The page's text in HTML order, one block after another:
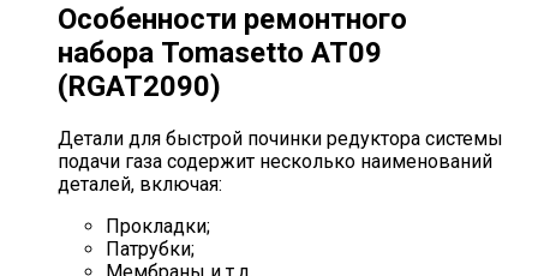
Особенности ремонтного
набора Tomasetto AT09
(RGAT2090)
Детали для быстрой починки редуктора системы
подачи газа содержит несколько наименований
деталей, включая:
Прокладки;
Патрубки;
Мембраны и т.д.